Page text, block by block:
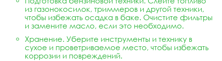
из газонокосилок, триммеров и другой техники,
чтобы избежать осадка в баке. Очистите фильтры
и замените масло, если это необходимо.
Хранение. Уберите инструменты и технику в
сухое и проветриваемое место, чтобы избежать
коррозии и повреждений.